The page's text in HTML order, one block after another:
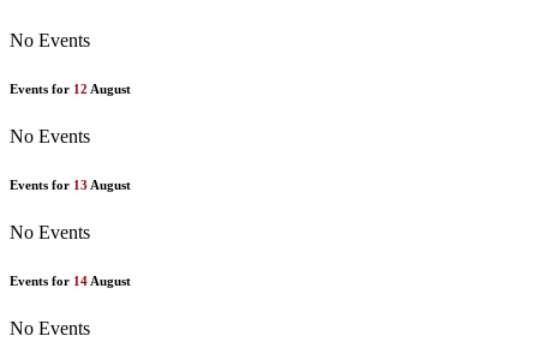
No Events
Events for 12 August
No Events
Events for 13 August
No Events
Events for 14 August
No Events